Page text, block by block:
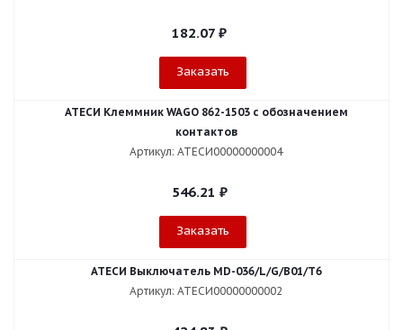
182.07 ₽
Заказать
АТЕСИ Клеммник WAGO 862-1503 c обозначением
контактов
Артикул: АТЕСИ00000000004
546.21 ₽
Заказать
АТЕСИ Выключатель MD-036/L/G/В01/T6
Артикул: АТЕСИ00000000002